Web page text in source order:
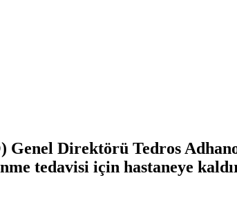
Genel Direktörü Tedros
tedavisi için hastaneye